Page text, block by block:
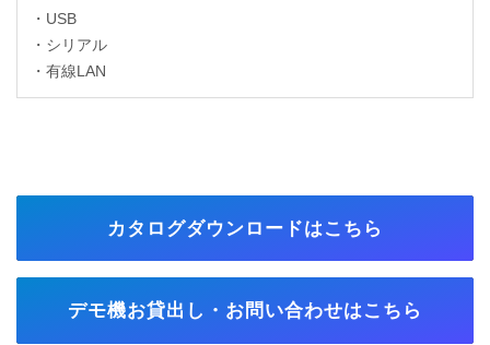
・USB
・シリアル
・有線LAN
カタログダウンロードはこちら
デモ機お貸出し・お問い合わせはこちら